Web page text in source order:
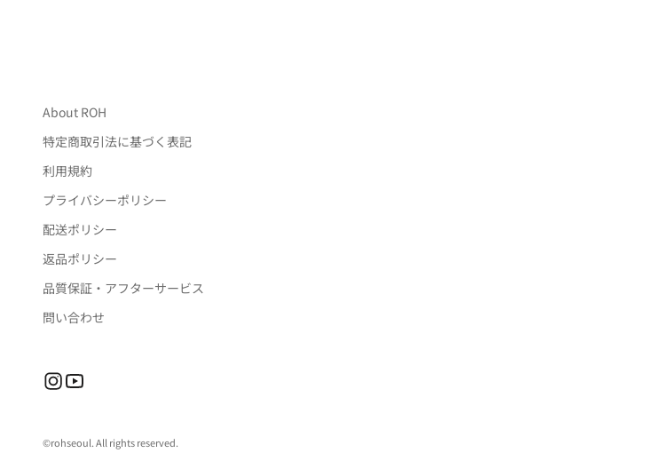
About ROH
特定商取引法に基づく表記
利用規約
プライバシーポリシー
配送ポリシー
返品ポリシー
品質保証・アフターサービス
問い合わせ
©rohseoul. All rights reserved.